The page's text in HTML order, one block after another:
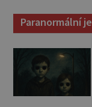
Paranormální